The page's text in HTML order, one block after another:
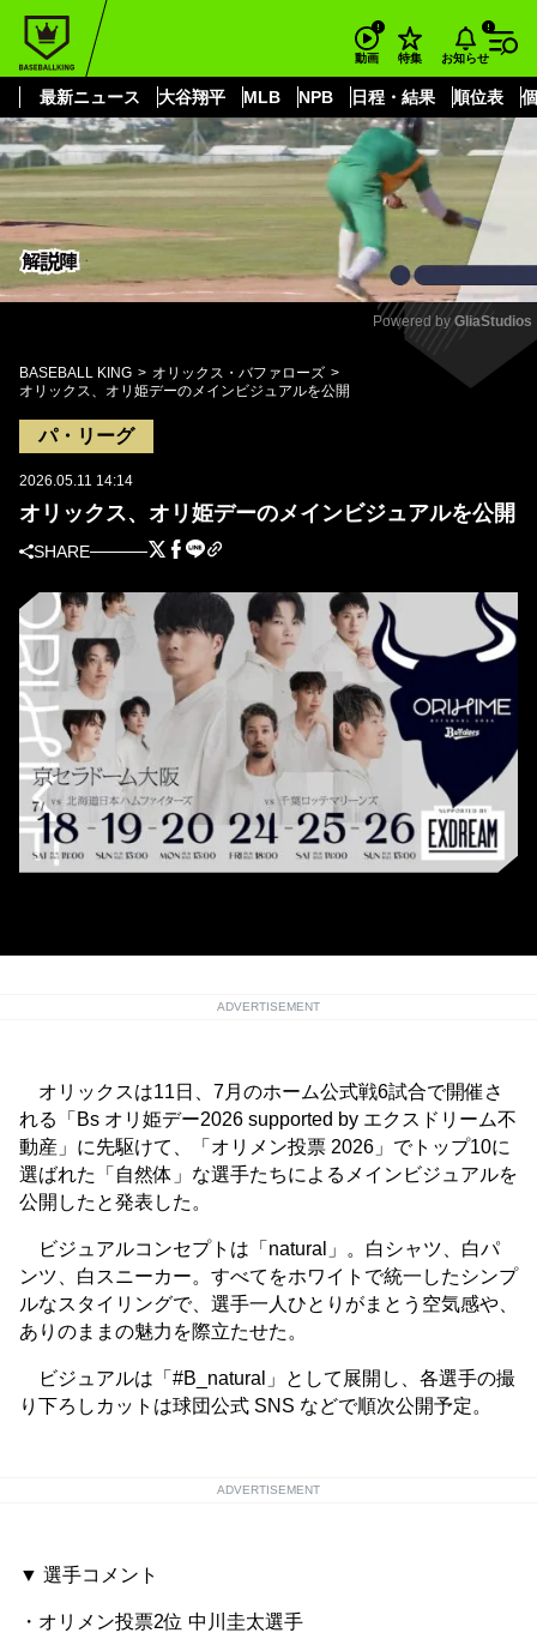
動画 特集 お知らせ
最新ニュース 大谷翔平 MLB NPB 日程・結果 順位表
もっと見る
Mute
Powered by GliaStudios
BASEBALL KING
オリックス・バファローズ
オリックス、オリ姫デーのメインビジュアルを公開
パ・リーグ
2026.05.11 14:14
オリックス、オリ姫デーのメインビジュアルを公開
SHARE
ADVERTISEMENT
オリックスは11日、7月のホーム公式戦6試合で開催さ
れる「Bs オリ姫デー2026 supported by エクスドリーム不
動産」に先駆けて、「オリメン投票 2026」でトップ10に
選ばれた「自然体」な選手たちによるメインビジュアルを
公開したと発表した。
ビジュアルコンセプトは「natural」。白シャツ、白パ
ンツ、白スニーカー。すべてをホワイトで統一したシンプ
ルなスタイリングで、選手一人ひとりがまとう空気感や、
ありのままの魅力を際立たせた。
ビジュアルは「#B_natural」として展開し、各選手の撮
り下ろしカットは球団公式 SNS などで順次公開予定。
ADVERTISEMENT
▼ 選手コメント
・オリメン投票2位 中川圭太選手